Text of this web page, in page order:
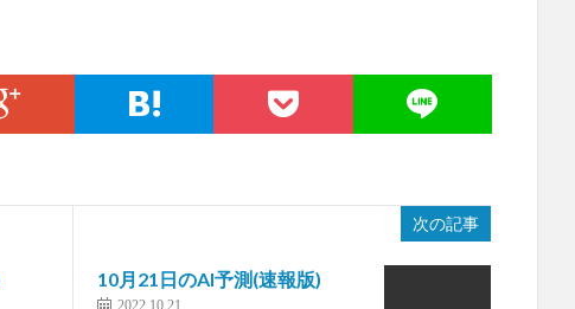
次の記事
10月21日のAI予測(速報版)
2022.10.21